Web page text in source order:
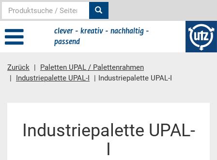
clever - kreativ - nachhaltig -
passend
Zurück
Paletten UPAL / Palettenrahmen
Industriepalette UPAL-I
Industriepalette UPAL-I
Industriepalette UPAL-
I